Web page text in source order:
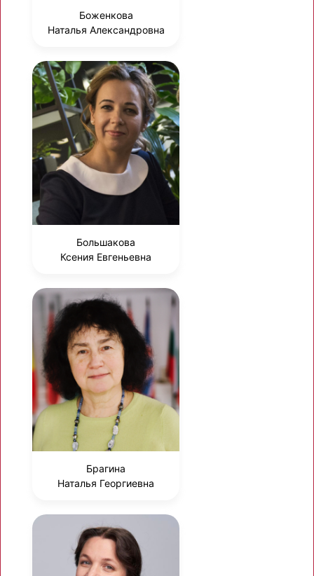
Боженкова
Наталья Александровна
Большакова
Ксения Евгеньевна
Брагина
Наталья Георгиевна